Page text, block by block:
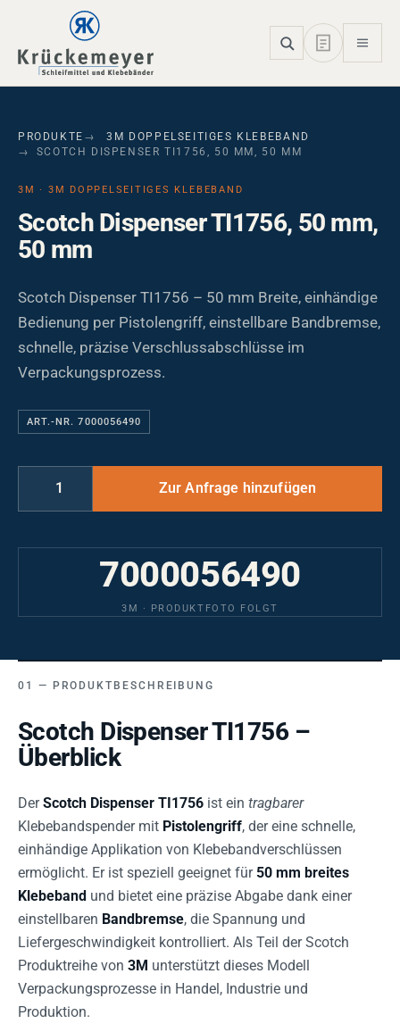
Skip to main navigation
Skip to main content
Skip to page footer
PRODUKTE
3M DOPPELSEITIGES KLEBEBAND
SCOTCH DISPENSER TI1756, 50 MM, 50 MM
3M · 3M DOPPELSEITIGES KLEBEBAND
Scotch Dispenser TI1756, 50 mm,
50 mm
Scotch Dispenser TI1756 – 50 mm Breite, einhändige
Bedienung per Pistolengriff, einstellbare Bandbremse,
schnelle, präzise Verschlussabschlüsse im
Verpackungsprozess.
ART.-NR. 7000056490
7000056490
3M · PRODUKTFOTO FOLGT
PRODUKTBESCHREIBUNG
Scotch Dispenser TI1756 –
Überblick
DerScotch Dispenser TI1756 ist ein tragbarer
Klebebandspender mit Pistolengriff, der eine schnelle,
einhändige Applikation von Klebebandverschlüssen
ermöglicht. Er ist speziell geeignet für50 mm breites
Klebeband und bietet eine präzise Abgabe dank einer
einstellbaren Bandbremse, die Spannung und
Liefergeschwindigkeit kontrolliert. Als Teil der Scotch
Produktreihe von 3M unterstützt dieses Modell
Verpackungsprozesse in Handel, Industrie und
Produktion.